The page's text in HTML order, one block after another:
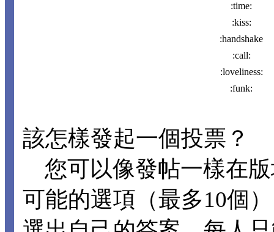
:time:
:kiss:
:handshake
:call:
:loveliness:
:funk:
該怎樣發起一個投票？
您可以像發帖一樣在
可能的選項（最多10個